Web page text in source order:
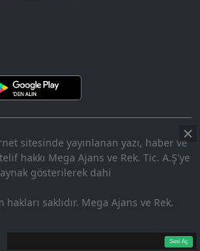
Aç
7.73%
Sesi Aç
sitesinde yayınlanan yazı, haber ve
hakkı Mega Ajans ve Rek. Tic. A.Ş'ye
gösterilerek dahi
saklıdır. Mega Ajans ve Rek.